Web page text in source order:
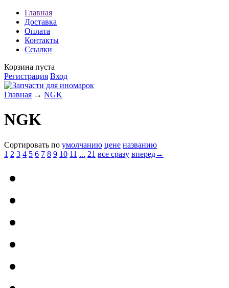
Главная
Доставка
Оплата
Контакты
Ссылки
Корзина пуста
Регистрация Вход
Главная → NGK
NGK
Сортировать по умолчанию цене названию
1 2 3 4 5 6 7 8 9 10 11 ... 21 все сразу вперед→